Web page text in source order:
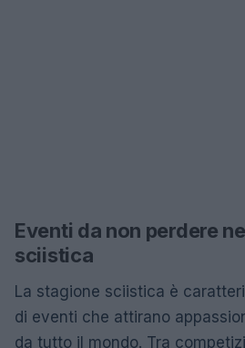
Eventi da non perdere
sciistica
La stagione sciistica è
di eventi che attirano
da tutto il mondo. Tra